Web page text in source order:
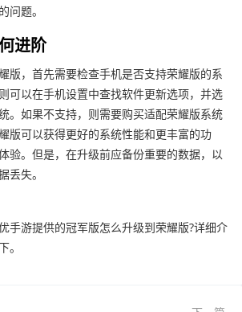
问题。
进阶
版，首先需要检查手机是否支持荣耀版的系
可以在手机设置中查找软件更新选项，并选
。如果不支持，则需要购买适配荣耀版系统
版可以获得更好的系统性能和更丰富的功
验。但是，在升级前应备份重要的数据，以
丢失。
手游提供的冠军版怎么升级到荣耀版?详细介
。